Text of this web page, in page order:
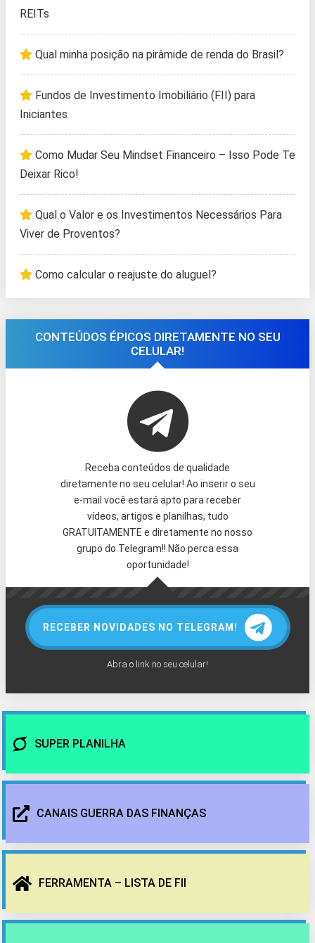
REITs
Qual minha posição na pirâmide de renda do Brasil?
Fundos de Investimento Imobiliário (FII) para
Iniciantes
Como Mudar Seu Mindset Financeiro – Isso Pode Te
Deixar Rico!
Qual o Valor e os Investimentos Necessários Para
Viver de Proventos?
Como calcular o reajuste do aluguel?
CONTEÚDOS ÉPICOS DIRETAMENTE NO SEU
CELULAR!
Receba conteúdos de qualidade
diretamente no seu celular! Ao inserir o seu
e-mail você estará apto para receber
vídeos, artigos e planilhas, tudo
GRATUITAMENTE e diretamente no nosso
grupo do Telegram!! Não perca essa
oportunidade!
RECEBER NOVIDADES NO TELEGRAM!
Abra o link no seu celular!
SUPER PLANILHA
CANAIS GUERRA DAS FINANÇAS
FERRAMENTA – LISTA DE FII